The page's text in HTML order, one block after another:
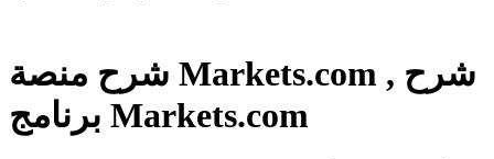
شرح منصة Markets.com , شرح
برنامج Markets.com